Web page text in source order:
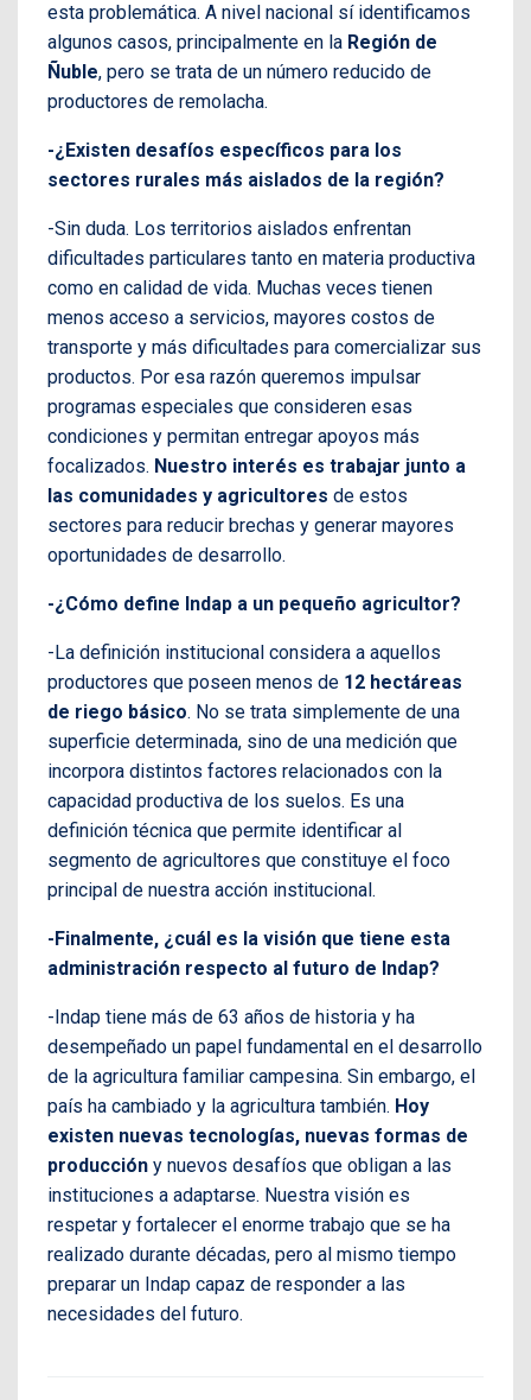
esta problemática. A nivel nacional sí identificamos
algunos casos, principalmente en la Región de
Ñuble, pero se trata de un número reducido de
productores de remolacha.
-¿Existen desafíos específicos para los
sectores rurales más aislados de la región?
-Sin duda. Los territorios aislados enfrentan
dificultades particulares tanto en materia productiva
como en calidad de vida. Muchas veces tienen
menos acceso a servicios, mayores costos de
transporte y más dificultades para comercializar sus
productos. Por esa razón queremos impulsar
programas especiales que consideren esas
condiciones y permitan entregar apoyos más
focalizados. Nuestro interés es trabajar junto a
las comunidades y agricultores de estos
sectores para reducir brechas y generar mayores
oportunidades de desarrollo.
-¿Cómo define Indap a un pequeño agricultor?
-La definición institucional considera a aquellos
productores que poseen menos de 12 hectáreas
de riego básico. No se trata simplemente de una
superficie determinada, sino de una medición que
incorpora distintos factores relacionados con la
capacidad productiva de los suelos. Es una
definición técnica que permite identificar al
segmento de agricultores que constituye el foco
principal de nuestra acción institucional.
-Finalmente, ¿cuál es la visión que tiene esta
administración respecto al futuro de Indap?
-Indap tiene más de 63 años de historia y ha
desempeñado un papel fundamental en el desarrollo
de la agricultura familiar campesina. Sin embargo, el
país ha cambiado y la agricultura también. Hoy
existen nuevas tecnologías, nuevas formas de
producción y nuevos desafíos que obligan a las
instituciones a adaptarse. Nuestra visión es
respetar y fortalecer el enorme trabajo que se ha
realizado durante décadas, pero al mismo tiempo
preparar un Indap capaz de responder a las
necesidades del futuro.